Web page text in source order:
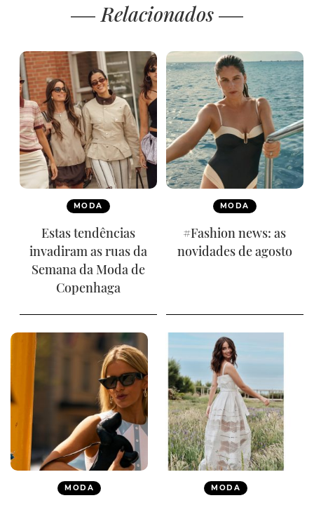
Relacionados
MODA
Estas tendências
invadiram as ruas da
Semana da Moda de
Copenhaga
MODA
#Fashion news: as
novidades de agosto
MODA MODA